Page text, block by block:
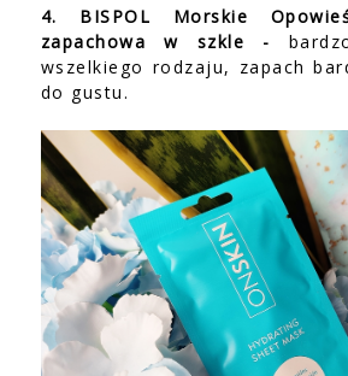
4. BISPOL Morskie
zapachowa w szkle -
wszelkiego rodzaju, zapach
do gustu.